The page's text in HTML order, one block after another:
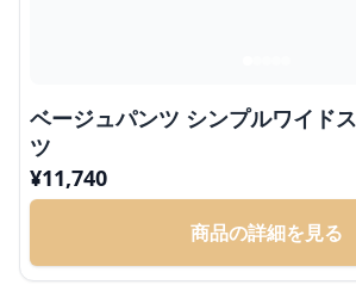
ベージュパンツ シンプルワイド
ツ
¥11,740
商品の詳細を見る